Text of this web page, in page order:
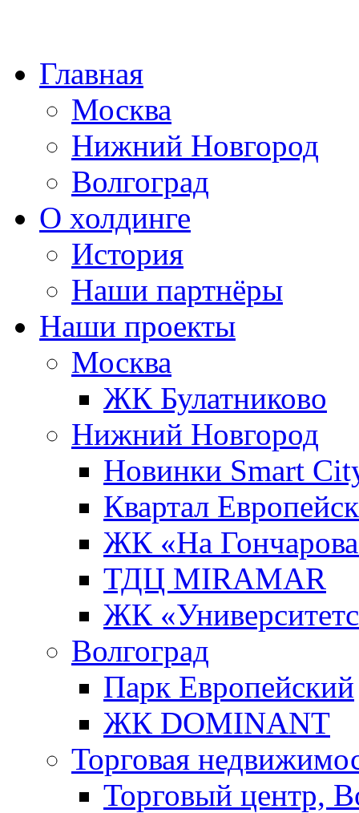
Главная
Москва
Нижний Новгород
Волгоград
О холдинге
История
Наши партнёры
Наши проекты
Москва
ЖК Булатниково
Нижний Новгород
Новинки Smart
Квартал
ЖК «На
ТДЦ MIRAMAR
ЖК
Волгоград
Парк Европейский
ЖК DOMINANT
Торговая
Торговый центр,